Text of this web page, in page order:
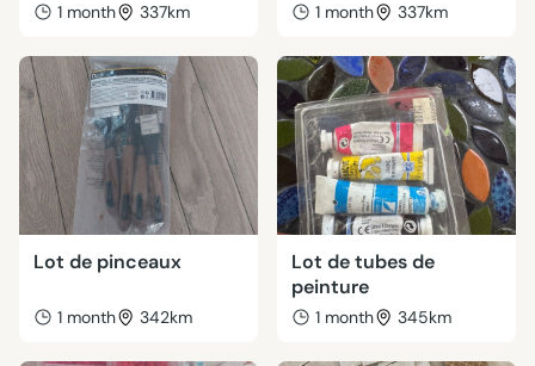
1 month 337km 1 month 337km
Lot de pinceaux
1 month 342km
Lot de tubes de
peinture
1 month 345km